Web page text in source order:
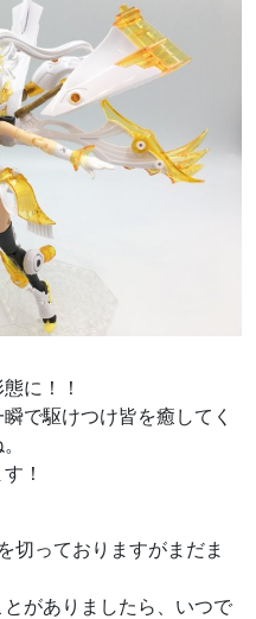
に！！
で駆けつけ皆を癒してく
！
切っておりますがまだま
がありましたら、いつで